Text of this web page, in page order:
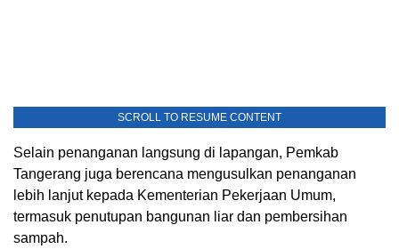
SCROLL TO RESUME CONTENT
Selain penanganan langsung di lapangan, Pemkab
Tangerang juga berencana mengusulkan penanganan
lebih lanjut kepada Kementerian Pekerjaan Umum,
termasuk penutupan bangunan liar dan pembersihan
sampah.